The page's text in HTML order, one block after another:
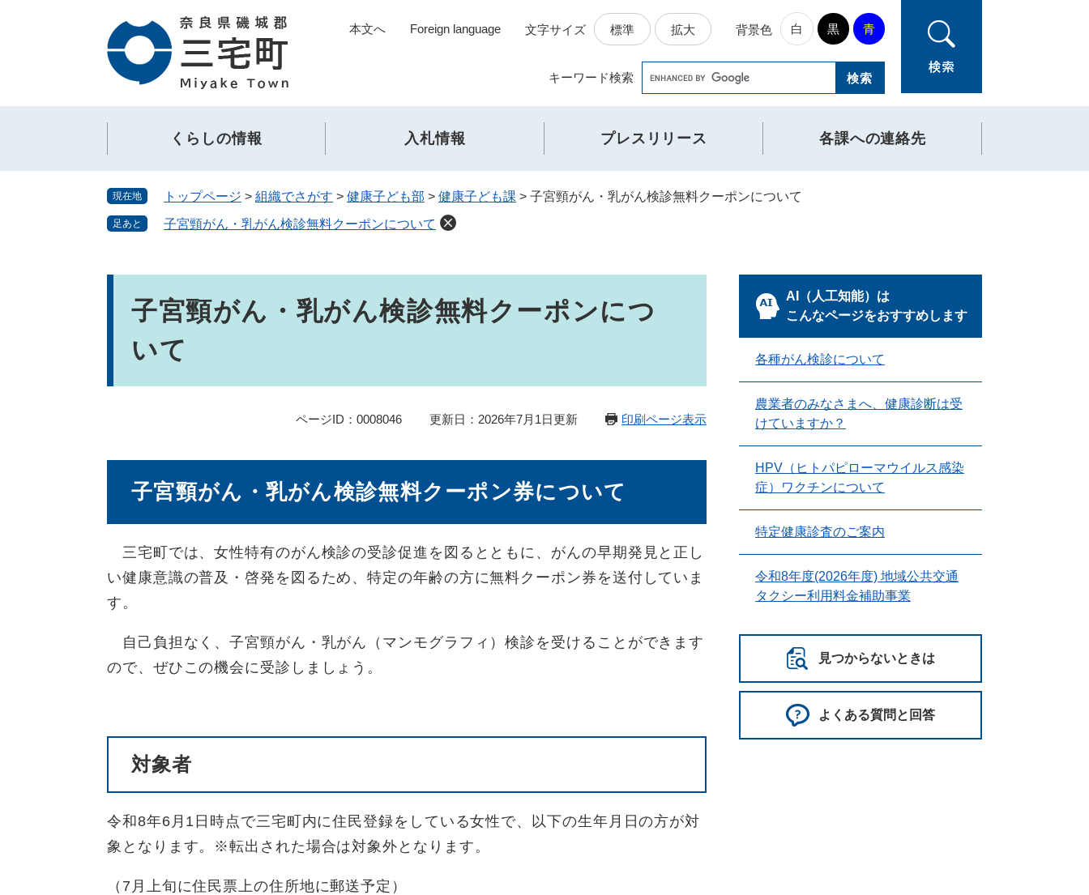
頭
飛
本文へ Foreign language 文字サイズ 標準 拡大 背景色 白 黒 青
くらしの情報 入札情報 プレスリリース 各課への連絡先
キーワード検索
Google
カ
ス
タ
ム
検
索
現在地 トップページ > 組織でさがす > 健康子ども部 > 健康子ども課 > 子宮頸がん・乳がん検診無料クーポンについて
足あと 子宮頸がん・乳がん検診無料クーポンについて
子宮頸がん・乳がん検診無料クーポンにつ
いて
ページID：0008046 更新日：2026年7月1日更新 印刷ページ表示
子宮頸がん・乳がん検診無料クーポン券について
三宅町では、女性特有のがん検診の受診促進を図るとともに、がんの早期発見と正し
い健康意識の普及・啓発を図るため、特定の年齢の方に無料クーポン券を送付していま
す。
自己負担なく、子宮頸がん・乳がん（マンモグラフィ）検診を受けることができます
ので、ぜひこの機会に受診しましょう。
対象者
令和8年6月1日時点で三宅町内に住民登録をしている女性で、以下の生年月日の方が対
象となります。※転出された場合は対象外となります。
（7月上旬に住民票上の住所地に郵送予定）
AI（人工知能）は
こんなページをおすすめします
各種がん検診について
農業者のみなさまへ、健康診断は受
けていますか？
HPV（ヒトパピローマウイルス感染
症）ワクチンについて
特定健康診査のご案内
令和8年度(2026年度) 地域公共交通
タクシー利用料金補助事業
見つからないときは
よくある質問と回答